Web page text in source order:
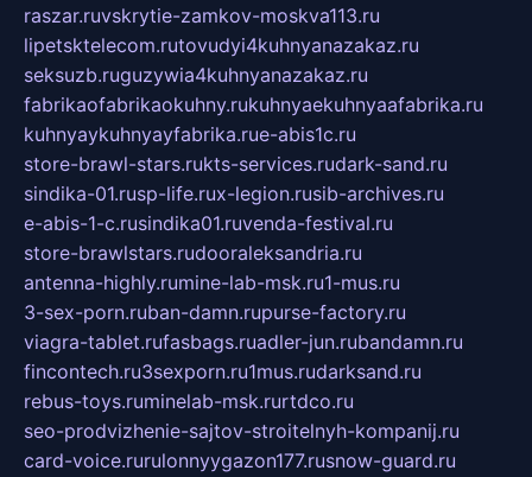
raszar.ruvskrytie-zamkov-moskva113.ru
lipetsktelecom.rutovudyi4kuhnyanazakaz.ru
seksuzb.ruguzywia4kuhnyanazakaz.ru
fabrikaofabrikaokuhny.rukuhnyaekuhnyaafabrika.ru
kuhnyaykuhnyayfabrika.rue-abis1c.ru
store-brawl-stars.rukts-services.rudark-sand.ru
sindika-01.rusp-life.rux-legion.rusib-archives.ru
e-abis-1-c.rusindika01.ruvenda-festival.ru
store-brawlstars.rudooraleksandria.ru
antenna-highly.rumine-lab-msk.ru1-mus.ru
3-sex-porn.ruban-damn.rupurse-factory.ru
viagra-tablet.rufasbags.ruadler-jun.rubandamn.ru
fincontech.ru3sexporn.ru1mus.rudarksand.ru
rebus-toys.ruminelab-msk.rurtdco.ru
seo-prodvizhenie-sajtov-stroitelnyh-kompanij.ru
card-voice.rurulonnyygazon177.rusnow-guard.ru